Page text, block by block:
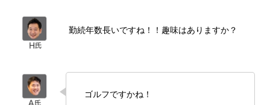
勤続年数長いですね！！趣味はありますか？
ゴルフですかね！